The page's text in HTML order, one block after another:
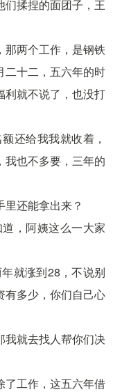
们揉捏的面团子，王
那两个工作，是钢铁
二十二，五六年的时
利就不说了，也没打
还给我我就收着，
我也不多要，三年的
还能拿出来？
，阿姨这么一大家
就涨到28，不说别
有多少，你们自己心
我就去找人帮你们决
了工作，这五六年借